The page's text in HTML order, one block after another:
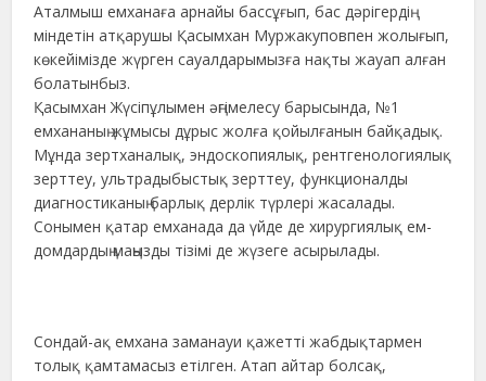
Аталмыш емханаға арнайы бассұғып, бас дәрігердің
міндетін атқарушы Қасымхан Муржакуповпен жолығып,
көкейімізде жүрген сауалдарымызға нақты жауап алған
болатынбыз.
Қасымхан Жүсіпұлымен әңгімелесу барысында, №1
емхананың жұмысы дұрыс жолға қойылғанын байқадық.
Мұнда зертханалық, эндоскопиялық, рентгенологиялық
зерттеу, ультрадыбыстық зерттеу, функционалды
диагностиканың барлық дерлік түрлері жасалады.
Сонымен қатар емханада да үйде де хирургиялық ем-
домдардың маңызды тізімі де жүзеге асырылады.
Сондай-ақ емхана заманауи қажетті жабдықтармен
толық қамтамасыз етілген. Атап айтар болсақ,